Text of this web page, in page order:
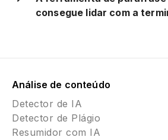
consegue lidar com a
Análise de conteúdo
Detector de IA
Detector de Plágio
Resumidor com IA